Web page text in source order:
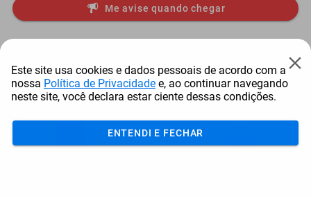
Me avise quando chegar
Este site usa cookies e dados pessoais de acordo com a
nossa Política de Privacidade e, ao continuar navegando
neste site, você declara estar ciente dessas condições.
ENTENDI E FECHAR